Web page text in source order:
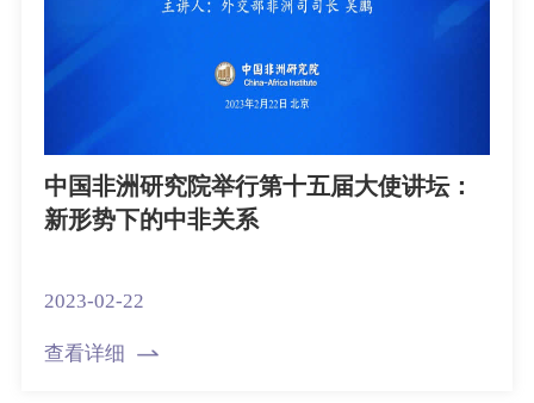
中国非洲研究院举行第十五届大使讲坛：
新形势下的中非关系
2023-02-22
查看详细